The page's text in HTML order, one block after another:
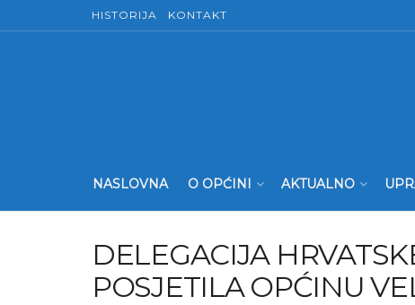
HISTORIJA KONTAKT
NASLOVNA O OPĆINI AKTUALNO
DELEGACIJA
POSJETILA OPĆINU